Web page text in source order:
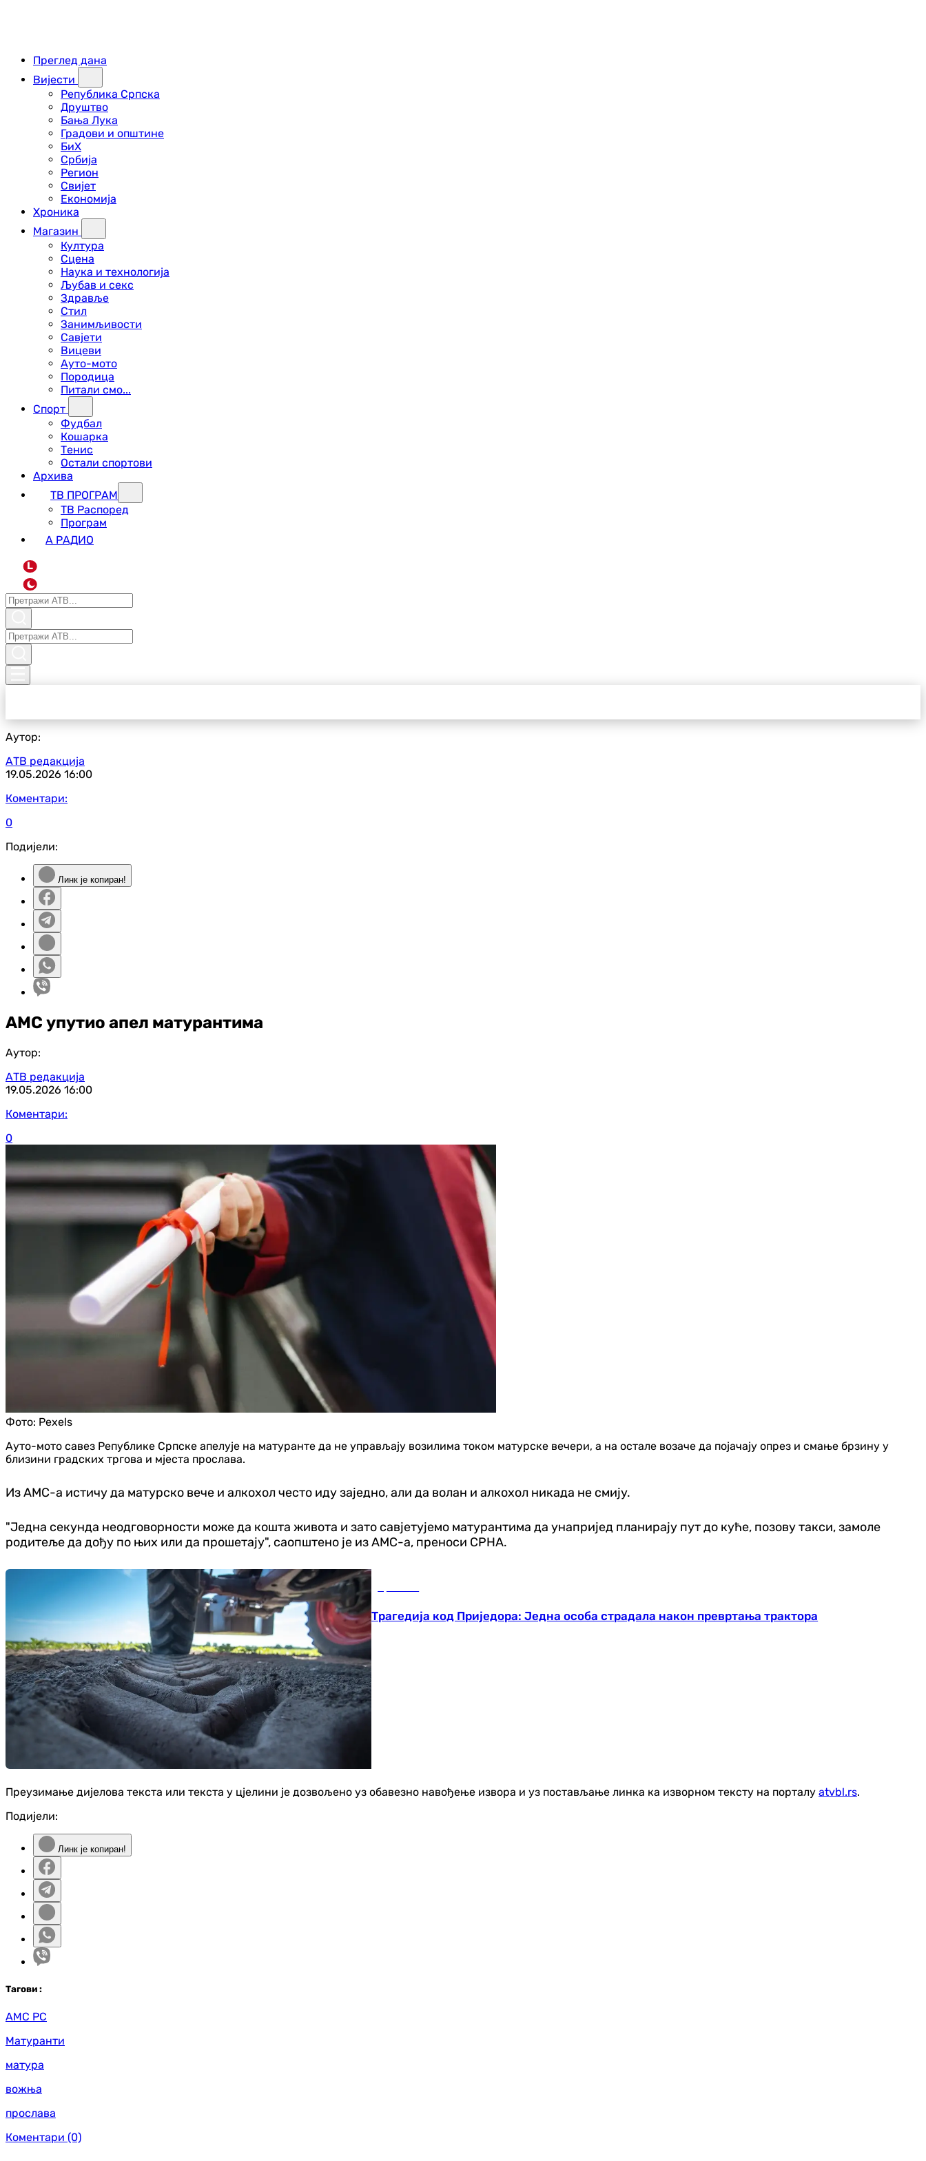
Преглед дана
Вијести
Република Српска
Друштво
Бања Лука
Градови и општине
БиХ
Србија
Регион
Свијет
Економија
Хроника
Магазин
Култура
Сцена
Наука и технологија
Љубав и секс
Здравље
Стил
Занимљивости
Савјети
Вицеви
Ауто-мото
Породица
Питали смо...
Спорт
Фудбал
Кошарка
Тенис
Остали спортови
Архива
ТВ ПРОГРАМ
ТВ Распоред
Програм
А РАДИО
L
Аутор:
АТВ редакција
19.05.2026 16:00
Коментари:
0
Подијели:
Линк је копиран!
АМС упутио апел матурантима
Аутор:
АТВ редакција
19.05.2026 16:00
Коментари:
0
Фото: Pexels
Ауто-мото савез Републике Српске апелује на матуранте да не управљају возилима током матурске вечери, а на остале возаче да појачају опрез и смање брзину у
близини градских тргова и мјеста прослава.
Из АМС-а истичу да матурско вече и алкохол често иду заједно, али да волан и алкохол никада не смију.
"Једна секунда неодговорности може да кошта живота и зато савјетујемо матурантима да унапријед планирају пут до куће, позову такси, замоле
родитеље да дођу по њих или да прошетају", саопштено је из АМС-а, преноси СРНА.
Трагедија код Приједора: Једна особа страдала након превртања трактора
Преузимање дијелова текста или текста у цјелини је дозвољено уз обавезно навођење извора и уз постављање линка ка изворном тексту на порталу atvbl.rs.
Подијели:
Линк је копиран!
Тагови :
АМС РС
Матуранти
матура
вожња
прослава
Коментари (0)